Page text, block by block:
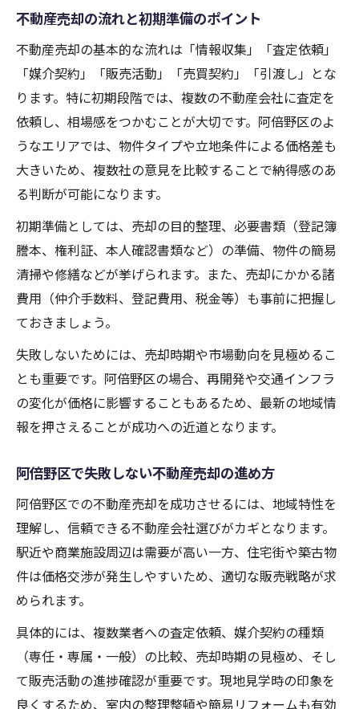
物件価値を高める不動産売却前の準備
不動産売却で評価を上げるアピール方法
高額売却を実現する査定交渉のコツ解説
安心取引を実現する売却の進め方を詳しく紹介
不動産売却で安心できる取引の進め方
トラブル回避のための不動産売却対策
不動産売却後の手続きと注意点まとめ
信頼できる専門家と連携した不動産売却
不動産売却の契約から引き渡しまでの流れ
不動産売却の流れと初期準備のポイント
不動産売却の基本的な流れは「情報収集」「査定依頼」
「媒介契約」「販売活動」「売買契約」「引渡し」とな
ります。特に初期段階では、複数の不動産会社に査定を
依頼し、相場感をつかむことが大切です。阿倍野区のよ
うなエリアでは、物件タイプや立地条件による価格差も
大きいため、複数社の意見を比較することで納得感のあ
る判断が可能になります。
初期準備としては、売却の目的整理、必要書類（登記簿
謄本、権利証、本人確認書類など）の準備、物件の簡易
清掃や修繕などが挙げられます。また、売却にかかる諸
費用（仲介手数料、登記費用、税金等）も事前に把握し
ておきましょう。
失敗しないためには、売却時期や市場動向を見極めるこ
とも重要です。阿倍野区の場合、再開発や交通インフラ
の変化が価格に影響することもあるため、最新の地域情
報を押さえることが成功への近道となります。
阿倍野区で失敗しない不動産売却の進め方
阿倍野区での不動産売却を成功させるには、地域特性を
理解し、信頼できる不動産会社選びがカギとなります。
駅近や商業施設周辺は需要が高い一方、住宅街や築古物
件は価格交渉が発生しやすいため、適切な販売戦略が求
められます。
具体的には、複数業者への査定依頼、媒介契約の種類
（専任・専属・一般）の比較、売却時期の見極め、そし
て販売活動の進捗確認が重要です。現地見学時の印象を
良くするため、室内の整理整頓や簡易リフォームも有効